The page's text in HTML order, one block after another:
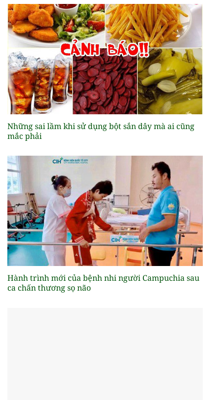
Những sai lầm khi sử dụng bột sắn dây mà ai cũng
mắc phải
Hành trình mới của bệnh nhi người Campuchia sau
ca chấn thương sọ não